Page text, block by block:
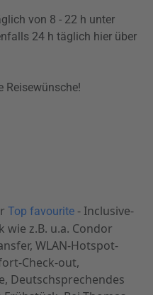
von 8 - 22 h unter
24 h täglich hier über
Reisewünsche!
Top favourite - Inclusive-
wie z.B. u.a. Condor
WLAN-Hotspot-
Check-out,
Deutschsprechendes